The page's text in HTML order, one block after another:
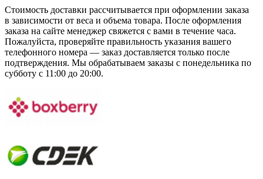
Стоимость доставки рассчитывается при оформлении заказа
в зависимости от веса и объема товара. После оформления
заказа на сайте менеджер свяжется с вами в течение часа.
Пожалуйста, проверяйте правильность указания вашего
телефонного номера — заказ доставляется только после
подтверждения. Мы обрабатываем заказы с понедельника по
субботу с 11:00 до 20:00.